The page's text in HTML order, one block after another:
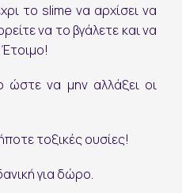
το slime να αρχίσει να
να το βγάλετε και να
ώστε να μην αλλάξει οι
τοξικές ουσίες!
για δώρο.